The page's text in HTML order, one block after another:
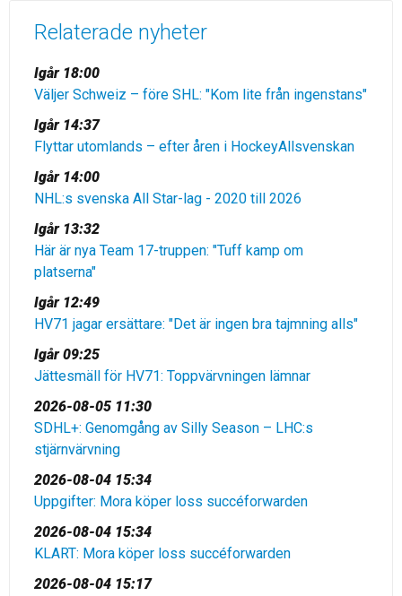
Relaterade nyheter
Igår 18:00
Väljer Schweiz – före SHL: "Kom lite från ingenstans"
Igår 14:37
Flyttar utomlands – efter åren i HockeyAllsvenskan
Igår 14:00
NHL:s svenska All Star-lag - 2020 till 2026
Igår 13:32
Här är nya Team 17-truppen: "Tuff kamp om
platserna"
Igår 12:49
HV71 jagar ersättare: "Det är ingen bra tajmning alls"
Igår 09:25
Jättesmäll för HV71: Toppvärvningen lämnar
2026-08-05 11:30
SDHL+: Genomgång av Silly Season – LHC:s
stjärnvärvning
2026-08-04 15:34
Uppgifter: Mora köper loss succéforwarden
2026-08-04 15:34
KLART: Mora köper loss succéforwarden
2026-08-04 15:17